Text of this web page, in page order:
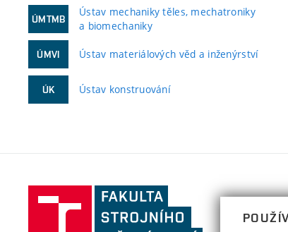
ÚMTMB
Ústav mechaniky těles, mechatroniky
a biomechaniky
ÚMVI Ústav materiálových věd a inženýrství
ÚK Ústav konstruování
Fakulta
inženýrství,